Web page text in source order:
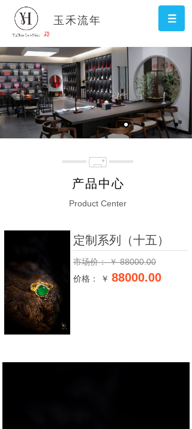
玉禾流年
精
质
细
腻
色
泽
纯
正
产品中心
Product Center
定制系列（十五）
市场价： ￥88000.00
价格： ￥ 88000.00